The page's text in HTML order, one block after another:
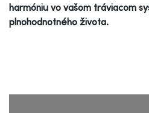
harmóniu vo vašom tráviacom
plnohodnotného života.